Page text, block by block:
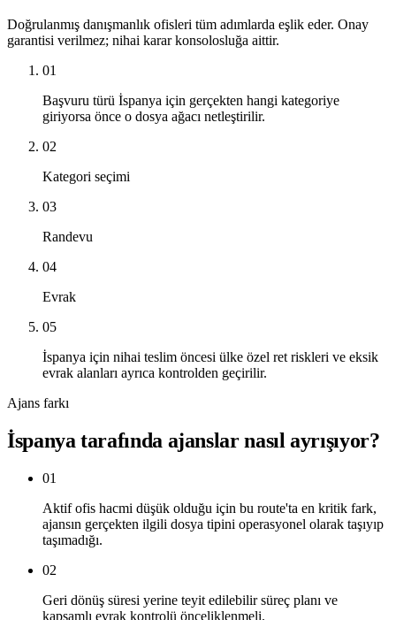
Doğrulanmış danışmanlık ofisleri tüm adımlarda eşlik eder. Onay
garantisi verilmez; nihai karar konsolosluğa aittir.
01
Başvuru türü İspanya için gerçekten hangi kategoriye
giriyorsa önce o dosya ağacı netleştirilir.
02
Kategori seçimi
03
Randevu
04
Evrak
05
İspanya için nihai teslim öncesi ülke özel ret riskleri ve eksik
evrak alanları ayrıca kontrolden geçirilir.
Ajans farkı
İspanya tarafında ajanslar nasıl ayrışıyor?
01
Aktif ofis hacmi düşük olduğu için bu route'ta en kritik fark,
ajansın gerçekten ilgili dosya tipini operasyonel olarak taşıyıp
taşımadığı.
02
Geri dönüş süresi yerine teyit edilebilir süreç planı ve
kapsamlı evrak kontrolü önceliklenmeli.